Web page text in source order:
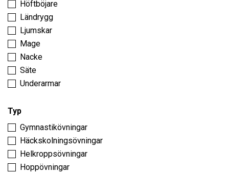
Höftböjare
Ländrygg
Ljumskar
Mage
Nacke
Säte
Underarmar
Typ
Gymnastikövningar
Häckskolningsövningar
Helkroppsövningar
Hoppövningar